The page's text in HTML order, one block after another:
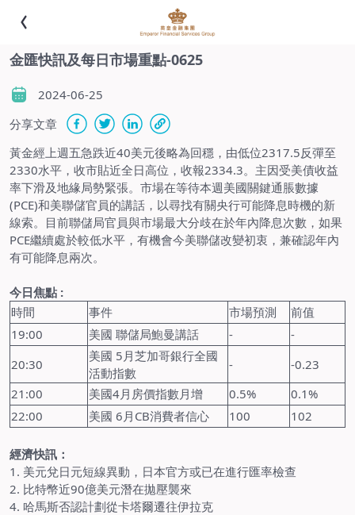
金匯快訊及每日市場重點-0625
2024-06-25
分享文章
黃金經上週五急跌近40美元後略為回穩，由低位2317.5反彈至
2330水平，收市貼近全日高位，收報2334.3。主因受美債收益
率下滑及地緣局勢緊張。市場在等待本週美國關鍵通脹數據
(PCE)和美聯儲官員的講話，以尋找有關央行可能降息時機的新
線索。目前聯儲局官員與市場最大分歧在於年內降息次數，如果
PCE繼續處於較低水平，有機會今美聯儲改變初衷，兼確認年內
有可能降息兩次。
今日焦點 :
時間
事件 市場預測
前值
19:00
美國 聯儲局鮑曼講話 -
-
20:30
美國 5月芝加哥銀行全國
活動指數
-
-0.23
21:00
美國4月房價指數月增 0.5%
0.1%
22:00
美國 6月CB消費者信心 100 102
經濟快訊：
1. 美元兌日元短線異動，日本官方或已在進行匯率檢查
2. 比特幣近90億美元潛在拋壓襲來
4. 哈馬斯否認計劃從卡塔爾遷往伊拉克